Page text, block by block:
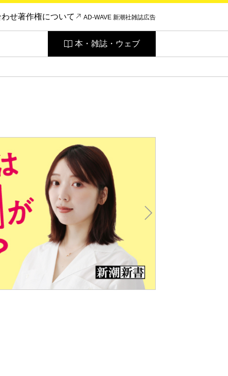
わせ著作権について AD-WAVE 新潮社雑誌広告
本・雑誌・ウェブ